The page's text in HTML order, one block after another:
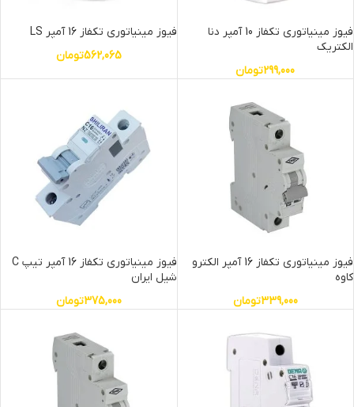
فیوز مینیاتوری تکفاز 10 آمپر دنا
الکتریک
299,000تومان
فیوز مینیاتوری تکفاز 16 آمپر LS
562,065تومان
فیوز مینیاتوری تکفاز 16 آمپر الکترو
کاوه
339,000تومان
فیوز مینیاتوری تکفاز 16 آمپر تیپ C
شیل ایران
375,000تومان